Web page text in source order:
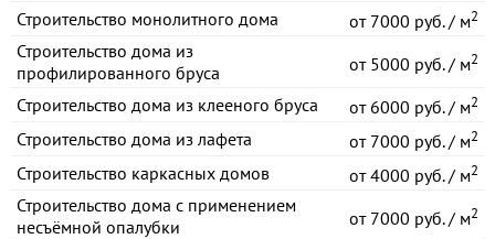
Строительство монолитного дома от7000 руб. / м2
Строительство дома из
профилированного бруса
от5000 руб. / м2
Строительство дома из клееного бруса от6000 руб. / м2
Строительство дома из лафета от7000 руб. / м2
Строительство каркасных домов от4000 руб. / м2
Строительство дома с применением
несъёмной опалубки
от7000 руб. / м2